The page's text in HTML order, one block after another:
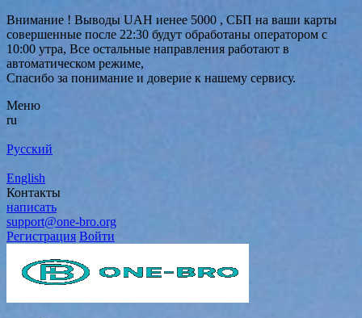
Внимание ! Выводы UAH иенее 5000 , СБП на ваши карты
совершенные после 22:30 будут обработаны оператором с
10:00 утра, Все остальные направления работают в
автоматическом режиме,
Спасибо за понимание и доверие к нашему сервису.
Меню
ru
Русский
English
Контакты
написать
support@one-bro.org
Регистрация Войти